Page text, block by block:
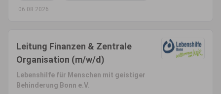
06.08.2026
Leitung Finanzen & Zentrale
Organisation (m/w/d)
Lebenshilfe für Menschen mit geistiger
Behinderung Bonn e.V.